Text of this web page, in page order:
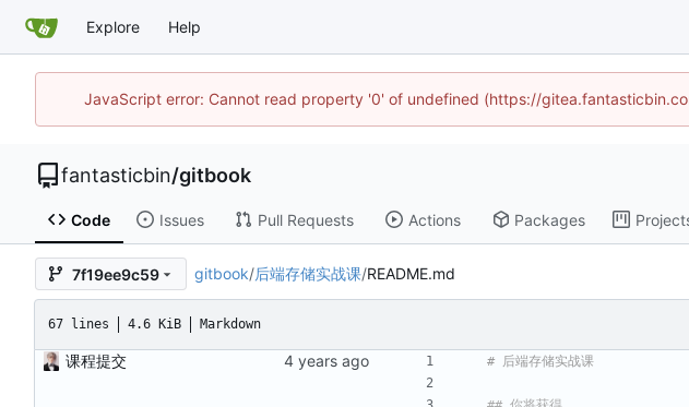
Explore Help
JavaScript error: Cannot read property '0' of undefined (https://
fantasticbin/gitbook
Code Issues Pull Requests Actions Packages
7f19ee9c59 gitbook/后端存储实战课/README.md
67 lines 4.6 KiB Markdown
课程提交